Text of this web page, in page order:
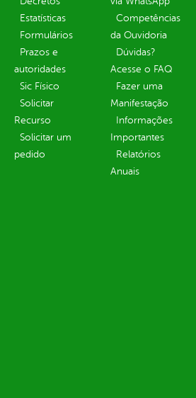
Estatísticas
Formulários
Prazos e
autoridades
Sic Físico
Solicitar
Recurso
Solicitar um
pedido
Competências
da Ouvidoria
Dúvidas?
Acesse o FAQ
Fazer uma
Manifestação
Informações
Importantes
Relatórios
Anuais